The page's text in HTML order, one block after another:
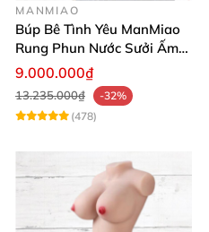
MANMIAO
Búp Bê Tình Yêu ManMiao
Rung Phun Nước Sưởi Ấm
Thông Minh
9.000.000₫
13.235.000₫
-32%
(478)